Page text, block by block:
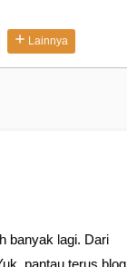
Lainnya
banyak lagi. Dari
pantau terus blog